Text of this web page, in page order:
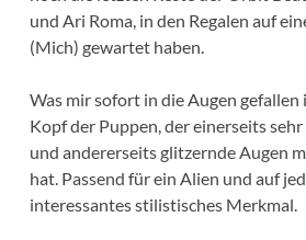
und Ari Roma, in den Regalen auf
(Mich) gewartet haben.
Was mir sofort in die Augen gefallen
Kopf der Puppen, der einerseits
und andererseits glitzernde Augen
hat. Passend für ein Alien und auf
interessantes stilistisches Merkmal.